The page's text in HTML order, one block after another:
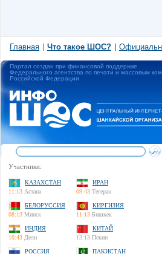
Главная Что такое ШОС?
Портал создан при финансовой поддержке
Федерального агентства по печати и массовым
Российской Федерации
Участники:
КАЗАХСТАН
11:13 Астана
ИРАН
09:43 Тегеран
БЕЛОРУССИЯ
08:13 Минск
КИРГИЗИЯ
11:13 Бишкек
ИНДИЯ
10:43 Дели
КИТАЙ
13:13 Пекин
РОССИЯ
ПАКИСТАН